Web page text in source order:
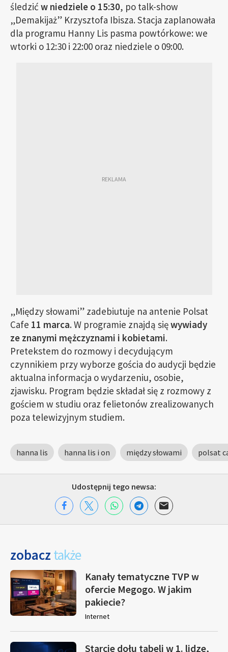
śledzić w niedziele o 15:30, po talk-show
„Demakijaż” Krzysztofa Ibisza. Stacja zaplanowała
dla programu Hanny Lis pasma powtórkowe: we
wtorki o 12:30 i 22:00 oraz niedziele o 09:00.
„Między słowami” zadebiutuje na antenie Polsat
Cafe 11 marca. W programie znajdą sięwywiady
ze znanymi mężczyznami i kobietami.
Pretekstem do rozmowy i decydującym
czynnikiem przy wyborze gościa do audycji będzie
aktualna informacja o wydarzeniu, osobie,
zjawisku. Program będzie składał się z rozmowy z
gościem w studiu oraz felietonów zrealizowanych
poza telewizyjnym studiem.
hanna lis hanna lis i on między słowami polsat
Udostępnij tego newsa:
zobacz także
Kanały tematyczne TVP w
ofercie Megogo. W jakim
pakiecie?
Internet
Starcie dołu tabeli w 1. lidze,